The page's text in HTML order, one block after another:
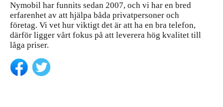
Nymobil har funnits sedan 2007, och vi har en bred
erfarenhet av att hjälpa båda privatpersoner och
företag. Vi vet hur viktigt det är att ha en bra telefon,
därför ligger vårt fokus på att leverera hög kvalitet till
låga priser.